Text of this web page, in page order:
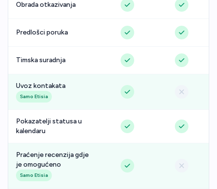
Obrada otkazivanja
Predlošci poruka
Timska suradnja
Uvoz kontakata
Samo Etisia
Pokazatelji statusa u
kalendaru
Praćenje recenzija gdje
je omogućeno
Samo Etisia